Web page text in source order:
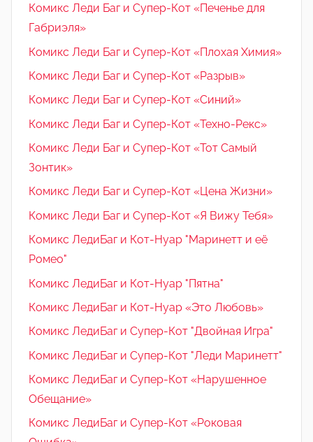
Комикс Леди Баг и Супер-Кот «Печенье для
Габриэля»
Комикс Леди Баг и Супер-Кот «Плохая Химия»
Комикс Леди Баг и Супер-Кот «Разрыв»
Комикс Леди Баг и Супер-Кот «Синий»
Комикс Леди Баг и Супер-Кот «Техно-Рекс»
Комикс Леди Баг и Супер-Кот «Тот Самый
Зонтик»
Комикс Леди Баг и Супер-Кот «Цена Жизни»
Комикс Леди Баг и Супер-Кот «Я Вижу Тебя»
Комикс ЛедиБаг и Кот-Нуар "Маринетт и её
Ромео"
Комикс ЛедиБаг и Кот-Нуар "Пятна"
Комикс ЛедиБаг и Кот-Нуар «Это Любовь»
Комикс ЛедиБаг и Супер-Кот "Двойная Игра"
Комикс ЛедиБаг и Супер-Кот "Леди Маринетт"
Комикс ЛедиБаг и Супер-Кот «Нарушенное
Обещание»
Комикс ЛедиБаг и Супер-Кот «Роковая